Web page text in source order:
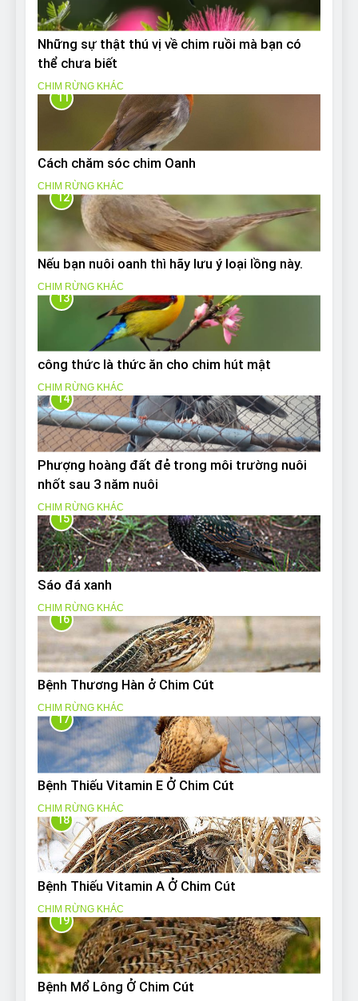
Những sự thật thú vị về chim ruồi mà bạn có
thể chưa biết
CHIM RỪNG KHÁC
11
Cách chăm sóc chim Oanh
CHIM RỪNG KHÁC
12
Nếu bạn nuôi oanh thì hãy lưu ý loại lồng này.
CHIM RỪNG KHÁC
13
công thức là thức ăn cho chim hút mật
CHIM RỪNG KHÁC
14
Phượng hoàng đất đẻ trong môi trường nuôi
nhốt sau 3 năm nuôi
CHIM RỪNG KHÁC
15
Sáo đá xanh
CHIM RỪNG KHÁC
16
Bệnh Thương Hàn ở Chim Cút
CHIM RỪNG KHÁC
17
Bệnh Thiếu Vitamin E Ở Chim Cút
CHIM RỪNG KHÁC
18
Bệnh Thiếu Vitamin A Ở Chim Cút
CHIM RỪNG KHÁC
19
Bệnh Mổ Lông Ở Chim Cút